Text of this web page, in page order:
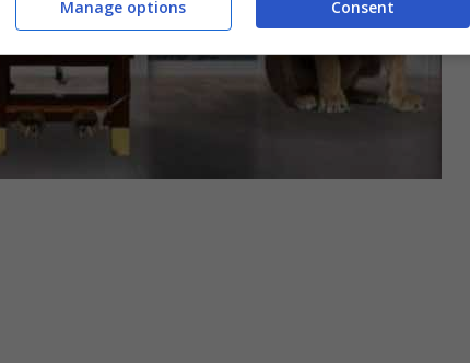
Consent
Manage options